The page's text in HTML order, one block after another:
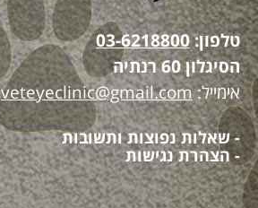
טלפון:03-6218800
הסיגלון 60 רנתיה
אימייל:veteyeclinic@gmail.com
- שאלות נפוצות ותשובות
- הצהרת נגישות